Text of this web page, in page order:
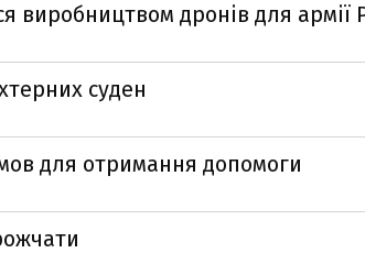
виробництвом дронів для армії
суден
для отримання допомоги